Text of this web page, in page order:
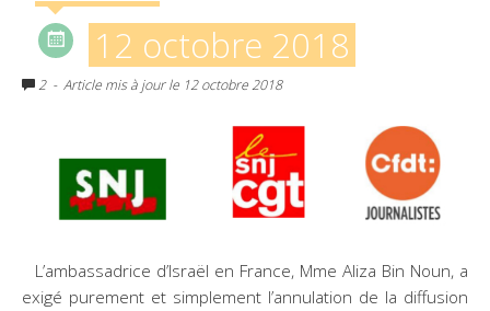
12 octobre 2018
2 - Article mis à jour le 12 octobre 2018
L’ambassadrice d’Israël en France, Mme Aliza Bin Noun, a
exigé purement et simplement l’annulation de la diffusion